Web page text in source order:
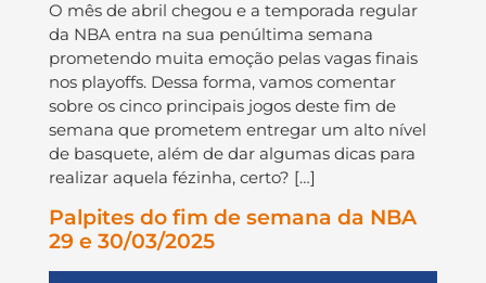
O mês de abril chegou e a temporada regular
da NBA entra na sua penúltima semana
prometendo muita emoção pelas vagas finais
nos playoffs. Dessa forma, vamos comentar
sobre os cinco principais jogos deste fim de
semana que prometem entregar um alto nível
de basquete, além de dar algumas dicas para
realizar aquela fézinha, certo? […]
Palpites do fim de semana da NBA
29 e 30/03/2025